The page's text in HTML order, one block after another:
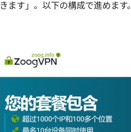
きます」。以下の構成で進めます。